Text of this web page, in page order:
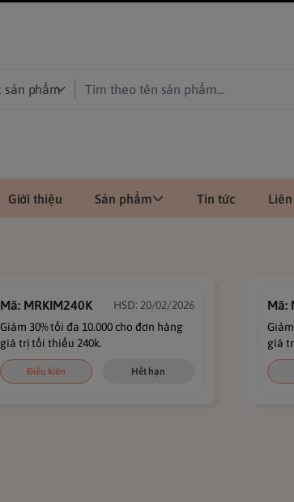
Giới thiệu Sản phẩm Tin tức
Mã: MRKIM240K
HSD: 20/02/2026
Giảm 30% tối đa 10.000 cho đơn hàng
giá trị tối thiểu 240k.
Điều kiện Hết hạn
Mã:
giá